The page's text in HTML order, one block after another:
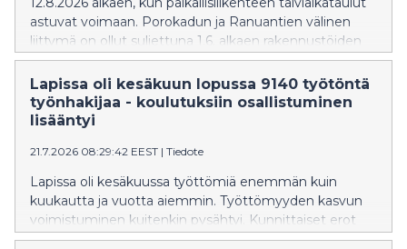
astuvat voimaan. Porokadun ja Ranuantien välinen
liittymä on ollut suljettuna 1.6. alkaen rakennustöiden
vuoksi.
Lapissa oli kesäkuun lopussa 9140 työtöntä
työnhakijaa - koulutuksiin osallistuminen
lisääntyi
21.7.2026 08:29:42 EEST | Tiedote
Lapissa oli kesäkuussa työttömiä enemmän kuin
kuukautta ja vuotta aiemmin. Työttömyyden kasvun
voimistuminen kuitenkin pysähtyi. Kunnittaiset erot
työttömyydessä ovat edelleen huomattavia.